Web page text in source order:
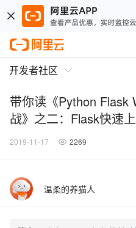
开发者社区
带你读《Python Flask
战》之二：Flask快速
2019-11-17 2269
温柔的养猫人